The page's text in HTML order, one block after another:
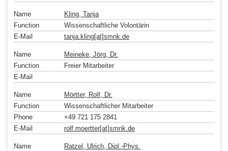
Name
Kling, Tanja
Function
Wissenschaftliche Volontärin
E-Mail
tanja.kling[at]smnk.de
Name
Meineke, Jörg, Dr.
Function
Freier Mitarbeiter
E-Mail
Name
Mörtter, Rolf, Dr.
Function
Wissenschaftlicher Mitarbeiter
Phone
+49 721 175 2841
E-Mail
rolf.moertter[at]smnk de
Name
Ratzel, Ulrich, Dipl.-Phys.